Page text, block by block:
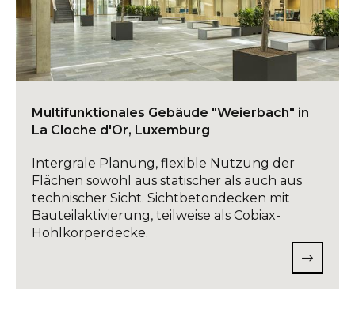
Multifunktionales Gebäude "Weierbach" in
La Cloche d'Or, Luxemburg
Intergrale Planung, flexible Nutzung der
Flächen sowohl aus statischer als auch aus
technischer Sicht. Sichtbetondecken mit
Bauteilaktivierung, teilweise als Cobiax-
Hohlkörperdecke.